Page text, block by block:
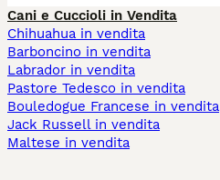
Cani e Cuccioli in Vendita
Chihuahua in vendita
Barboncino in vendita
Labrador in vendita
Pastore Tedesco in vendita
Bouledogue Francese in vendita
Jack Russell in vendita
Maltese in vendita